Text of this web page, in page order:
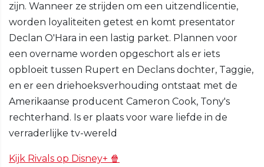
zijn. Wanneer ze strijden om een uitzendlicentie,
worden loyaliteiten getest en komt presentator
Declan O'Hara in een lastig parket. Plannen voor
een overname worden opgeschort als er iets
opbloeit tussen Rupert en Declans dochter, Taggie,
en er een driehoeksverhouding ontstaat met de
Amerikaanse producent Cameron Cook, Tony's
rechterhand. Is er plaats voor ware liefde in de
verraderlijke tv-wereld
Kijk Rivals op Disney+ 🍿